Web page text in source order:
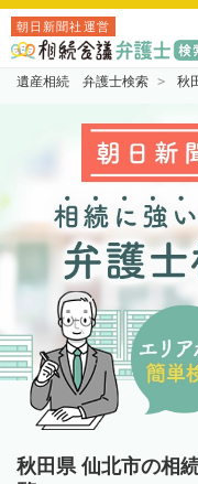
朝日新聞社運営
遺産相続 弁護士検索 秋
秋田県 仙北市の相